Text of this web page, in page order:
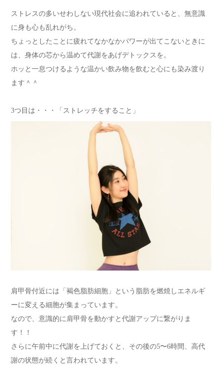
ストレスの多いせわしない現代社会に追われていると、無意識
に身も心も乱れがち。
ちょっとしたことに疲れてなかなかパワーが出てこないときに
は、身体の芯から温めて代謝をあげデトックスを。
ホッと一息つけるような温かい飲み物を飲むと心にも染み渡り
ます＾＾
3つ目は・・・「ストレッチをすること」
肩甲骨付近には「褐色脂肪細胞」という脂肪を燃焼しエネルギ
ーに変える細胞が集まっています。
なので、意識的に肩甲骨を動かすと代謝アップに繋がりま
す！！
さらに午前中に代謝を上げておくと、その後の5〜6時間、高代
謝の状態が続くと言われています。